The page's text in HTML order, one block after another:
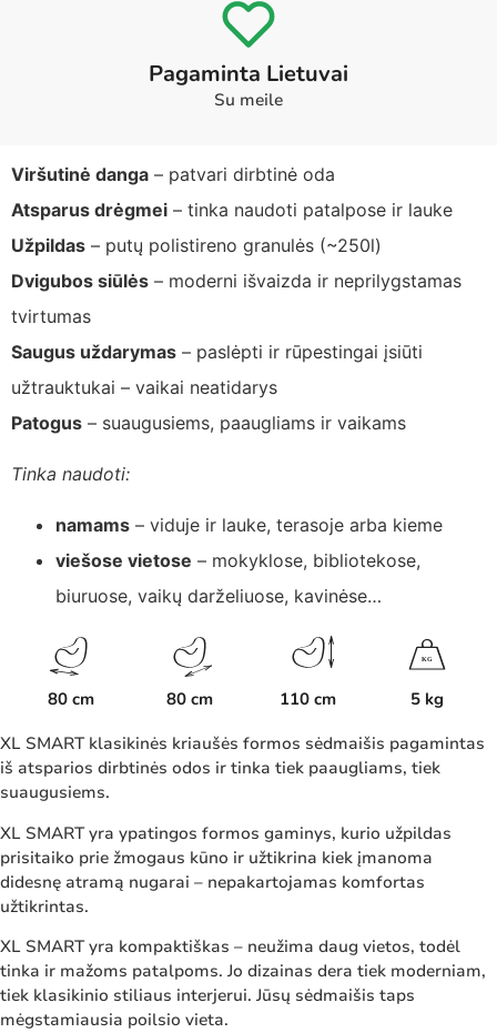
Pagaminta Lietuvai
Su meile
Viršutinė danga – patvari dirbtinė oda
Atsparus drėgmei – tinka naudoti patalpose ir lauke
Užpildas – putų polistireno granulės (~250l)
Dvigubos siūlės – moderni išvaizda ir neprilygstamas
tvirtumas
Saugus uždarymas – paslėpti ir rūpestingai įsiūti
užtrauktukai – vaikai neatidarys
Patogus – suaugusiems, paaugliams ir vaikams
Tinka naudoti:
namams – viduje ir lauke, terasoje arba kieme
viešose vietose – mokyklose, bibliotekose,
biuruose, vaikų darželiuose, kavinėse…
80 cm 80 cm 110 cm
KG
5 kg
XL SMART klasikinės kriaušės formos sėdmaišis pagamintas
iš atsparios dirbtinės odos ir tinka tiek paaugliams, tiek
suaugusiems.
XL SMART yra ypatingos formos gaminys, kurio užpildas
prisitaiko prie žmogaus kūno ir užtikrina kiek įmanoma
didesnę atramą nugarai – nepakartojamas komfortas
užtikrintas.
XL SMART yra kompaktiškas – neužima daug vietos, todėl
tinka ir mažoms patalpoms. Jo dizainas dera tiek moderniam,
tiek klasikinio stiliaus interjerui. Jūsų sėdmaišis taps
mėgstamiausia poilsio vieta.